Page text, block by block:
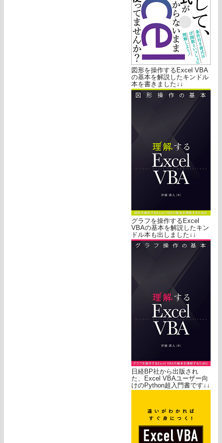
図形を操作するExcel VBA
の基本を解説したキンドル
本を書きました↓↓
グラフを操作するExcel
VBAの基本を解説したキン
ドル本も出しました↓↓
日経BP社から出版され
た、Excel VBAユーザー向
けのPython超入門書です↓↓